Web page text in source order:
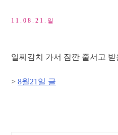
1 1 . 0 8 . 2 1 . 일
일찌감치 가서 잠깐 줄서고 받
> 8월21일 글